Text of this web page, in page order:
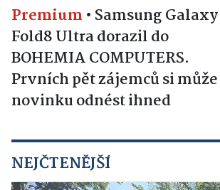
Premium • Samsung
Fold8 Ultra dorazil do
BOHEMIA COMPUTERS.
Prvních pět zájemců si může
novinku odnést ihned
NEJČTENĚJŠÍ